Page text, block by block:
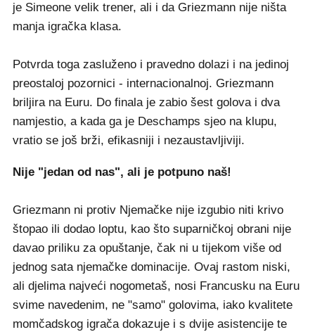
je Simeone velik trener, ali i da Griezmann nije ništa
manja igračka klasa.
Potvrda toga zasluženo i pravedno dolazi i na jedinoj
preostaloj pozornici - internacionalnoj. Griezmann
briljira na Euru. Do finala je zabio šest golova i dva
namjestio, a kada ga je Deschamps sjeo na klupu,
vratio se još brži, efikasniji i nezaustavljiviji.
Nije "jedan od nas", ali je potpuno naš!
Griezmann ni protiv Njemačke nije izgubio niti krivo
štopao ili dodao loptu, kao što suparničkoj obrani nije
davao priliku za opuštanje, čak ni u tijekom više od
jednog sata njemačke dominacije. Ovaj rastom niski,
ali djelima najveći nogometaš, nosi Francusku na Euru
svime navedenim, ne "samo" golovima, iako kvalitete
momčadskog igrača dokazuje i s dvije asistencije te